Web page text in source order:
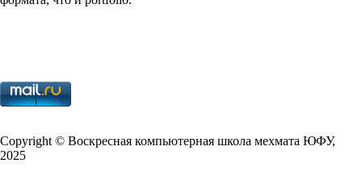
Copy­right © Воскресная компьютерная школа мехмата ЮФУ,
2025